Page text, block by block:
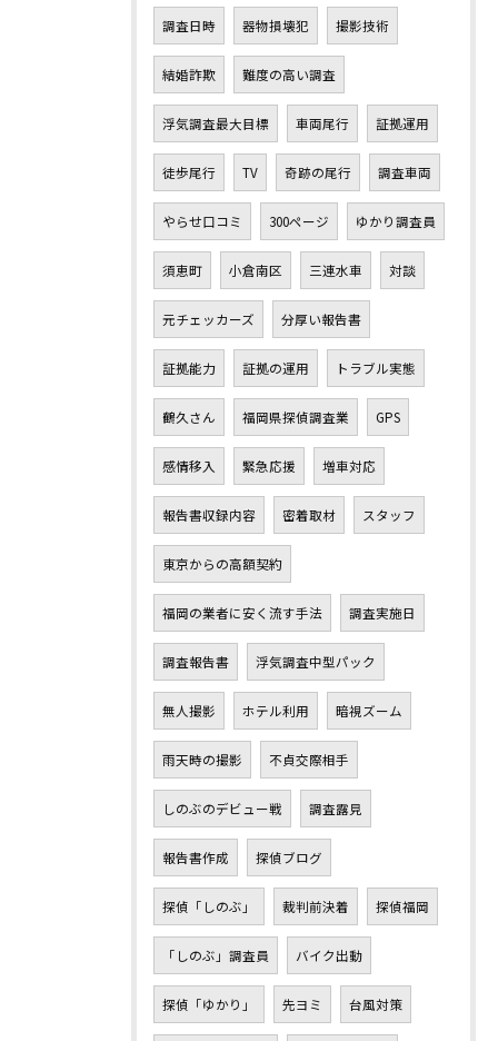
調査日時 器物損壊犯 撮影技術
結婚詐欺 難度の高い調査
浮気調査最大目標 車両尾行 証拠運用
徒歩尾行 TV 奇跡の尾行 調査車両
やらせ口コミ 300ページ ゆかり調査員
須恵町 小倉南区 三連水車 対談
元チェッカーズ 分厚い報告書
証拠能力 証拠の運用 トラブル実態
鶴久さん 福岡県探偵調査業 GPS
感情移入 緊急応援 増車対応
報告書収録内容 密着取材 スタッフ
東京からの高額契約
福岡の業者に安く流す手法 調査実施日
調査報告書 浮気調査中型パック
無人撮影 ホテル利用 暗視ズーム
雨天時の撮影 不貞交際相手
しのぶのデビュー戦 調査露見
報告書作成 探偵ブログ
探偵「しのぶ」 裁判前決着 探偵福岡
「しのぶ」調査員 バイク出動
探偵「ゆかり」 先ヨミ 台風対策